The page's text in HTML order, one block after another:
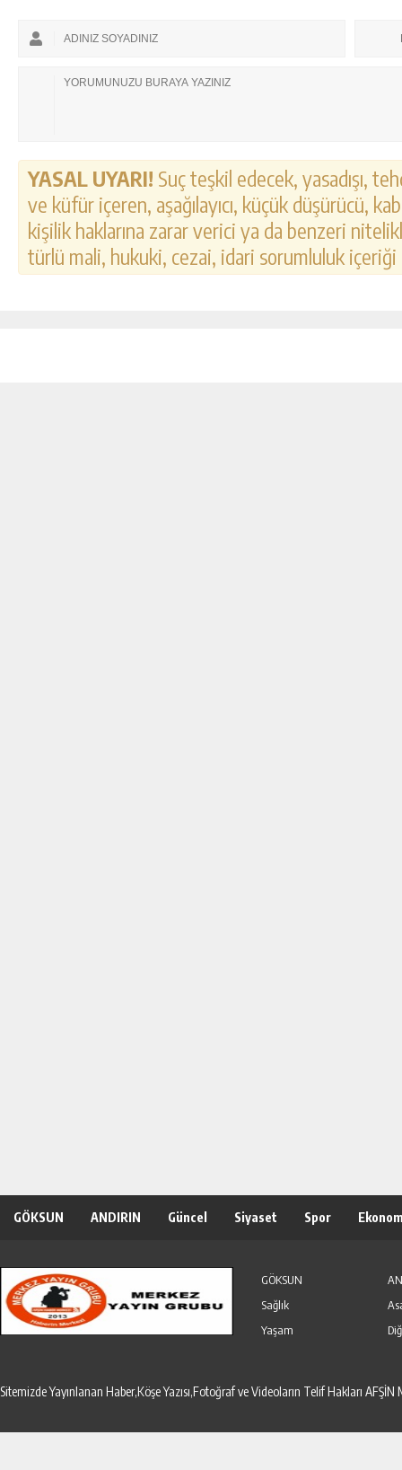
YASAL UYARI! Suç teşkil edecek, yasadışı,
ve küfür içeren, aşağılayıcı, küçük düşürücü,
kişilik haklarına zarar verici ya da benzeri
türlü mali, hukuki, cezai, idari sorumluluk
GÖKSUN ANDIRIN Güncel Siyaset Spor
GÖKSUN
Sağlık
Yaşam
Sitemizde Yayınlanan Haber,Köşe Yazısı,Fotoğraf ve Videoların Telif Hakları